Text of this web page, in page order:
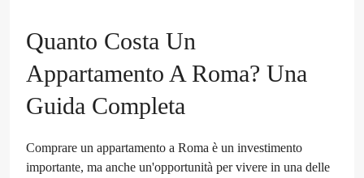
Quanto Costa Un
Appartamento A Roma? Una
Guida Completa
Comprare un appartamento a Roma è un investimento
importante, ma anche un'opportunità per vivere in una delle